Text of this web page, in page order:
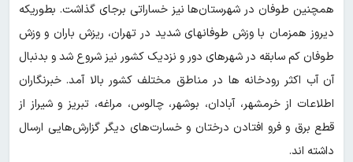
همچنین طوفان در شهرستان‌ها نیز خساراتی برجای گذاشت. بطوریکه
دیروز همزمان با وزش طوفانهای شدید در تهران، ریزش باران و وزش
طوفان کم سابقه در شهرهای دور و نزدیک کشور نیز شروع شد و بدنبال
آن آب اکثر رودخانه ها در مناطق مختلف کشور بالا آمد. خبرنگاران
اطلاعات از خرمشهر، آبادان، بوشهر، چالوس، مراغه، تبریز و شیراز از
قطع برق و فرو افتادن درختان و خسارت‌های دیگر گزارش‌هایی ارسال
داشته اند.